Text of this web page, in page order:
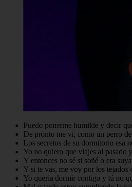
Puedo ponerme humilde y decir
De pronto me vi, como un perro
Los secretos de su dormitorio esa
Yo no quiero que viajes al pasado
Y entonces no sé si soñé o era
Y si te vas, me voy por los tejados
Yo quería dormir contigo y tú no